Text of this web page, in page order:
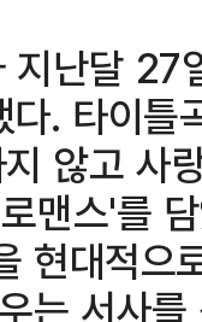
난달
. 타이
않고 사
맨스'를
현대적으
는 서사를